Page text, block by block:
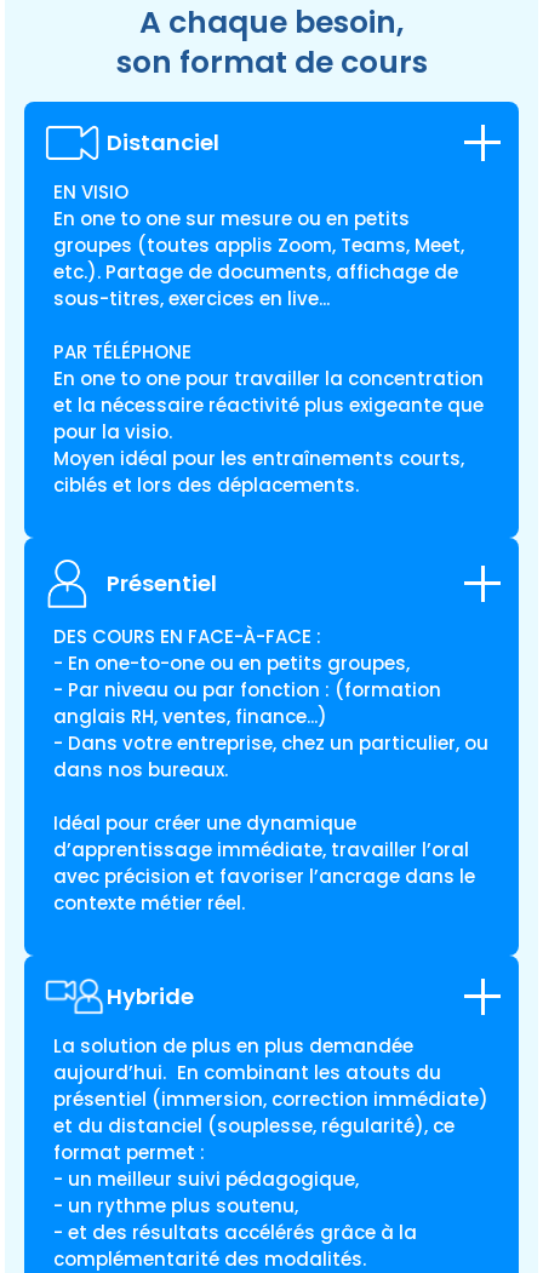
A chaque besoin,
son format de cours
Distanciel
EN VISIO
En one to one sur mesure ou en petits
groupes (toutes applis Zoom, Teams, Meet,
etc.). Partage de documents, affichage de
sous-titres, exercices en live...
PAR TÉLÉPHONE
En one to one pour travailler la concentration
et la nécessaire réactivité plus exigeante que
pour la visio.
Moyen idéal pour les entraînements courts,
ciblés et lors des déplacements.
Présentiel
DES COURS EN FACE-À-FACE :
- En one-to-one ou en petits groupes,
- Par niveau ou par fonction : (formation
anglais RH, ventes, finance...)
- Dans votre entreprise, chez un particulier, ou
dans nos bureaux.
Idéal pour créer une dynamique
d’apprentissage immédiate, travailler l’oral
avec précision et favoriser l’ancrage dans le
contexte métier réel.
Hybride
La solution de plus en plus demandée
aujourd’hui. En combinant les atouts du
présentiel (immersion, correction immédiate)
et du distanciel (souplesse, régularité), ce
format permet :
- un meilleur suivi pédagogique,
- un rythme plus soutenu,
- et des résultats accélérés grâce à la
complémentarité des modalités.